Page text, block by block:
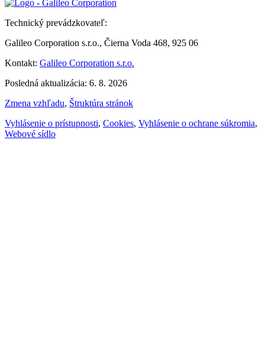
Technický prevádzkovateľ:
Galileo Corporation s.r.o., Čierna Voda 468, 925 06
Kontakt: Galileo Corporation s.r.o.
Posledná aktualizácia: 6. 8. 2026
Zmena vzhľadu, Štruktúra stránok
Vyhlásenie o prístupnosti, Cookies, Vyhlásenie o ochrane súkromia,
Webové sídlo